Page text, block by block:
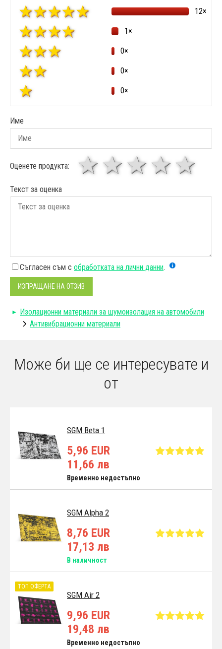
12×
1×
0×
0×
0×
Име
Оценете продукта: 4
3
звезди
1 звезда
Текст за оценка
Съгласен съм с обработката на лични данни.
ИЗПРАЩАНЕ НА ОТЗИВ
Изолационни материали за шумоизолация на автомобили
Антивибрационни материали
Може би ще се интересувате и
от
SGM Beta 1
5,96 EUR
11,66 лв
Временно недостъпно
SGM Alpha 2
8,76 EUR
17,13 лв
В наличност
SGM Air 2
ТОП ОФЕРТА
9,96 EUR
19,48 лв
Временно недостъпно